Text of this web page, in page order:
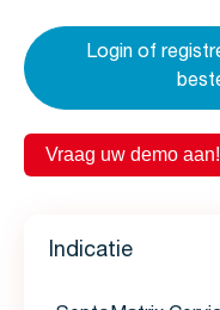
Login of
Vraag uw demo aan!
Indicatie